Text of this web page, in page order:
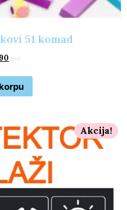
51 komad
rsd
Akcija!